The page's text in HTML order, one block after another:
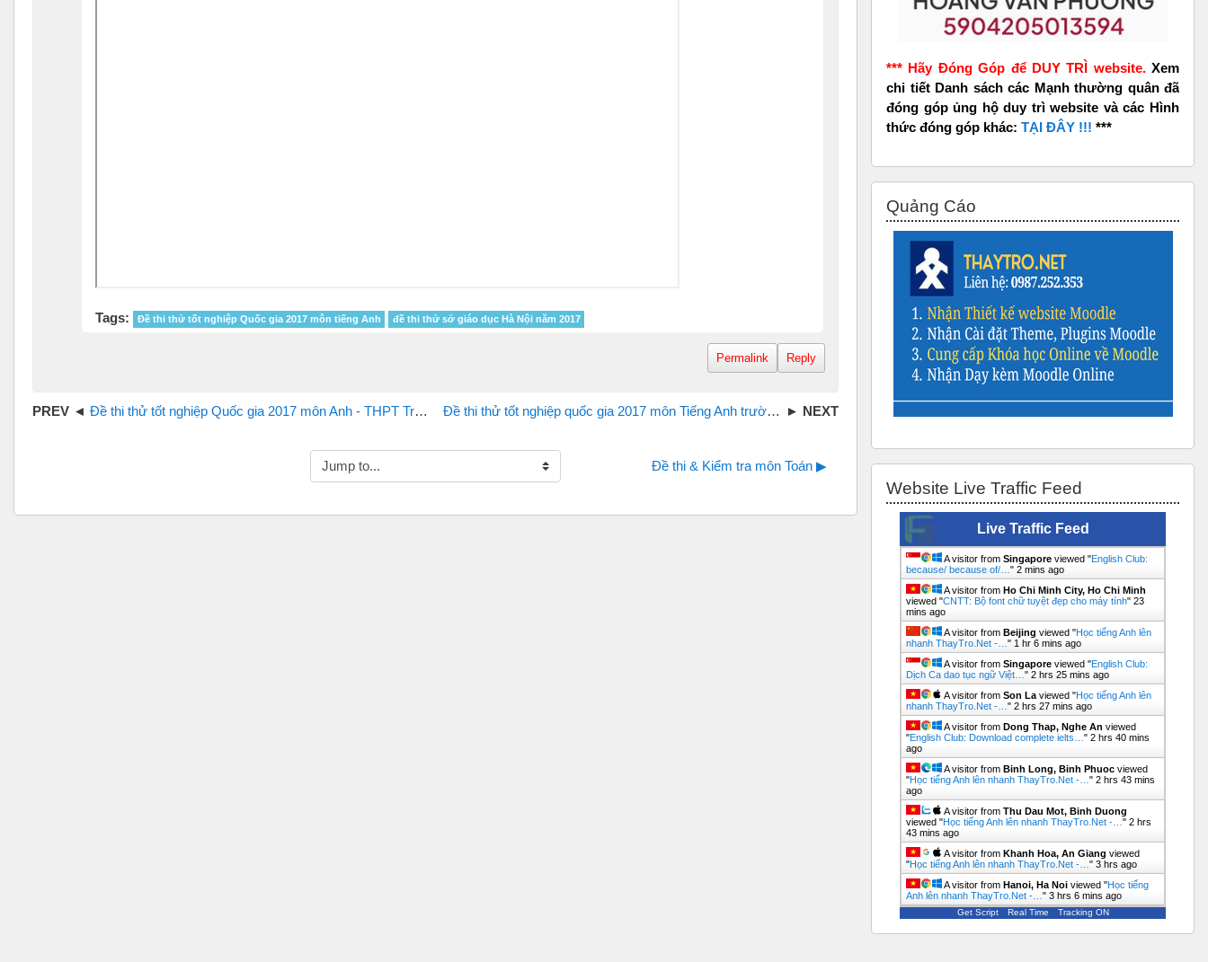
Tags: Đề thi thử tốt nghiệp Quốc gia 2017 môn tiếng Anh đề thi thử sở giáo dục Hà Nội năm 2017
Permalink Reply
Đề thi thử tốt nghiệp Quốc gia 2017 môn Anh - THPT Trần Hưng Đạo lần 2 Đề thi thử tốt nghiệp quốc gia 2017 môn Tiếng Anh trường Tiên Du Số 1 tỉnh Vĩnh Phúc
Jump to... Đề thi & Kiểm tra môn Toán ▶︎
*** Hãy Đóng Góp để DUY TRÌ website. Xem
chi tiết Danh sách các Mạnh thường quân đã
đóng góp ủng hộ duy trì website và các Hình
thức đóng góp khác: TẠI ĐÂY !!! ***
Quảng Cáo
Website Live Traffic Feed
Live Traffic Feed
A visitor from Singapore viewed "English Club:
because/ because of/…" 2 mins ago
A visitor from Ho Chi Minh City, Ho Chi Minh
viewed "CNTT: Bộ font chữ tuyệt đẹp cho máy tính" 23
mins ago
A visitor from Beijing viewed "Học tiếng Anh lên
nhanh ThayTro.Net -…" 1 hr 6 mins ago
A visitor from Singapore viewed "English Club:
Dịch Ca dao tục ngữ Việt…" 2 hrs 25 mins ago
A visitor from Son Laviewed "Học tiếng Anh lên
nhanh ThayTro.Net -…" 2 hrs 27 mins ago
A visitor from Dong Thap, Nghe An viewed
"English Club: Download complete ielts…" 2 hrs 40 mins
ago
A visitor from Binh Long, Binh Phuoc viewed
"Học tiếng Anh lên nhanh ThayTro.Net -…" 2 hrs 43 mins
ago
A visitor from Thu Dau Mot, Binh Duong
viewed "Học tiếng Anh lên nhanh ThayTro.Net -…" 2 hrs
43 mins ago
A visitor from Khanh Hoa, An Giang viewed
"Học tiếng Anh lên nhanh ThayTro.Net -…" 3 hrs ago
A visitor from Hanoi, Ha Noi viewed "Học tiếng
Anh lên nhanh ThayTro.Net -…" 3 hrs 6 mins ago
Get Script Real Time Tracking ON